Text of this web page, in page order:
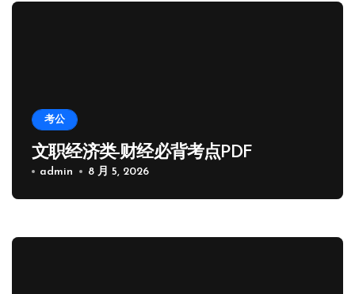
考公
文职经济类-财经必背考点PDF
admin 8 月 5, 2026